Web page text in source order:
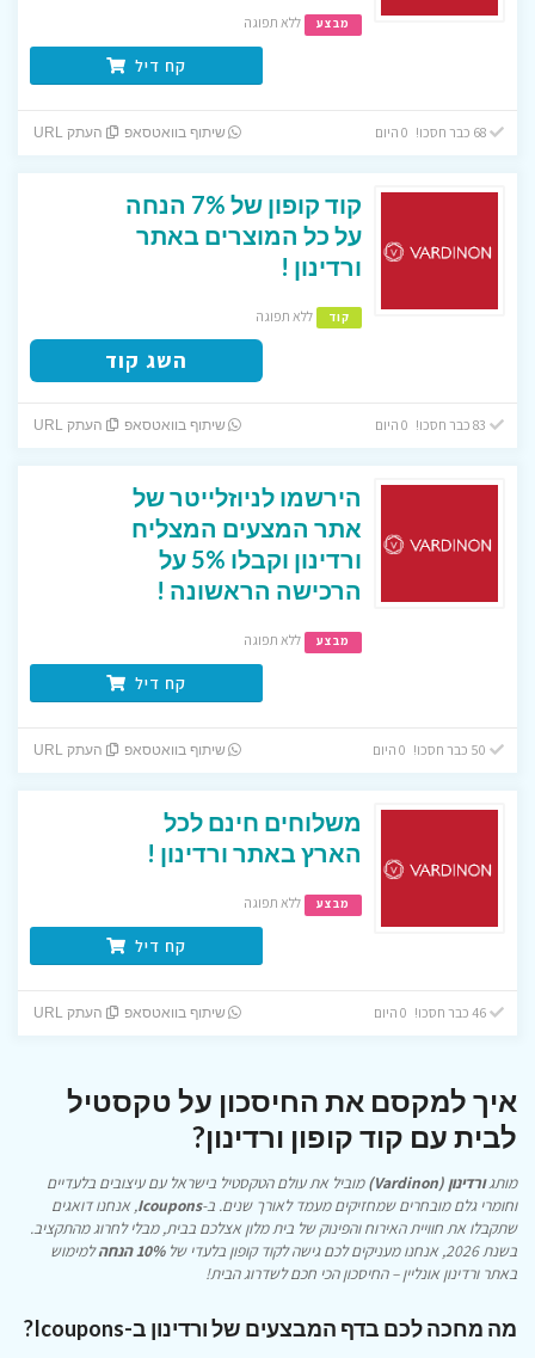
מבצע ללא תפוגה
קח דיל
68 כבר חסכו! 0 היום שיתוף בוואטסאפ העתק URL
קוד קופון של 7% הנחה
על כל המוצרים באתר
ורדינון !
קוד ללא תפוגה
השג קוד
שיתוף בוואטסאפ העתק URL
הירשמו לניוזלייטר של
אתר המצעים המצליח
ורדינון וקבלו 5% על
הרכישה הראשונה !
מבצע ללא תפוגה
קח דיל
שיתוף בוואטסאפ העתק URL
משלוחים חינם לכל
הארץ באתר ורדינון !
מבצע ללא תפוגה
קח דיל
46 כבר חסכו! 0 היום שיתוף בוואטסאפ העתק URL
איך למקסם את החיסכון על טקסטיל
לבית עם קוד קופון ורדינון?
מותגורדינון (Vardinon)
מוביל את עולם הטקסטיל בישראל עם עיצובים בלעדיים
וחומרי גלם מובחרים שמחזיקים מעמד לאורך שנים. ב-Icoupons, אנחנו דואגים
שתקבלו את חוויית האירוח והפינוק של בית מלון אצלכם בבית, מבלי לחרוג מהתקציב.
בשנת 2026, אנחנו מעניקים לכם גישה לקוד קופון בלעדי של
10% הנחה
למימוש
באתר ורדינון אונליין – החיסכון הכי חכם לשדרוג הבית!
מה מחכה לכם בדף המבצעים של ורדינון ב-Icoupons?